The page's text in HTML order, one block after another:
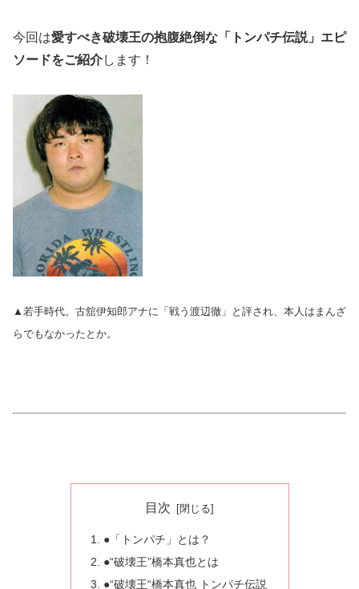
今回は愛すべき破壊王の抱腹絶倒な「トンパチ伝説」エピ
ソードをご紹介します！
▲若手時代。古舘伊知郎アナに「戦う渡辺徹」と評され、本人はまんざ
らでもなかったとか。
目次
●「トンパチ」とは？
●“破壊王”橋本真也とは
●“破壊王“橋本真也 トンパチ伝説